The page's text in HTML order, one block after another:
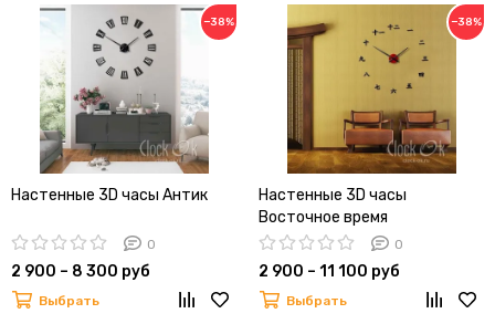
−38%
Настенные 3D часы Антик
0
2 900 – 8 300 руб
Выбрать
−38%
Настенные 3D часы
Восточное время
0
2 900 – 11 100 руб
Выбрать